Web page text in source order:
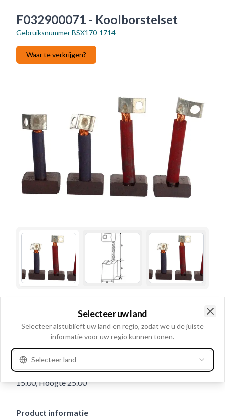
F032900071 - Koolborstelset
GebruiksnummerBSX170-1714
Waar te verkrijgen?
Details en beschrijving
Volt 24, Kabel: Met, Veer Zonder, Lengte borsteldraad
43.00, Cable lugs Met, Aantal borstels: 4, Draadlengte
56.00, Soldeergat Niet beschikbaar, Dikte 10.00, Lengte
15.00, Hoogte 25.00
Product informatie
Selecteer uw land
Selecteer alstublieft uw land en regio, zodat we u de juiste
informatie voor uw regio kunnen tonen.
Selecteer land